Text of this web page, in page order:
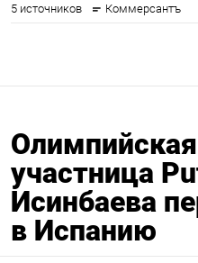
участница
Исинбаева
в Испанию